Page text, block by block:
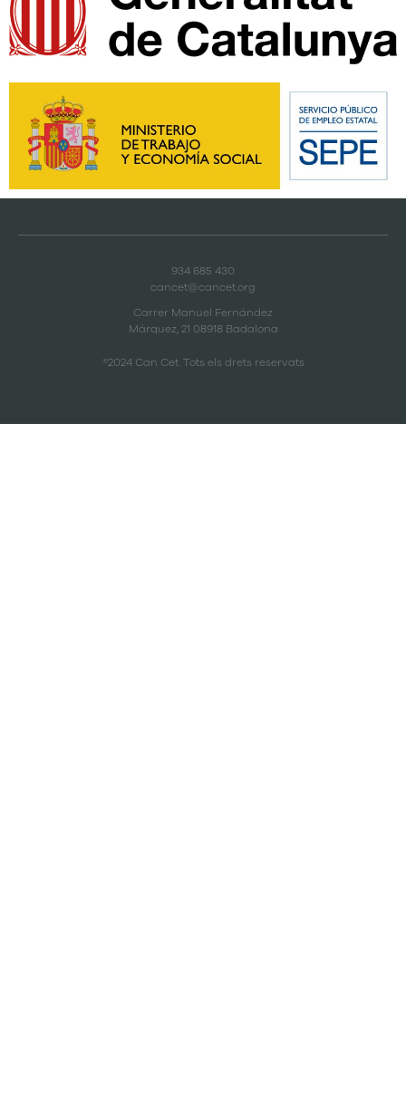
®2024 Can Cet. Tots els drets reservats
Carrer Manuel Fernández
Márquez, 21 08918 Badalona
934 685 430
cancet@cancet.org